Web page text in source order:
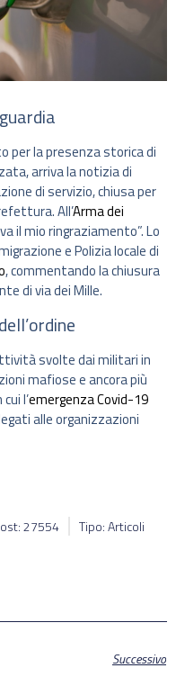
per la presenza storica di
arriva la notizia di
di servizio, chiusa per
All’Arma dei
il mio ringraziamento”. Lo
e Polizia locale di
, commentando la chiusura
di via dei Mille.
svolte dai militari in
mafiose e ancora più
l’emergenza Covid-19
alle organizzazioni
27554 Tipo: Articoli
Successivo